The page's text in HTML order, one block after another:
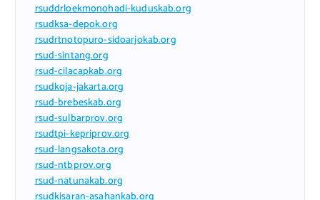
rsuddrloekmonohadi-kuduskab.org
rsudksa-depok.org
rsudrtnotopuro-sidoarjokab.org
rsud-sintang.org
rsud-cilacapkab.org
rsudkoja-jakarta.org
rsud-brebeskab.org
rsud-sulbarprov.org
rsudtpi-kepriprov.org
rsud-langsakota.org
rsud-ntbprov.org
rsud-natunakab.org